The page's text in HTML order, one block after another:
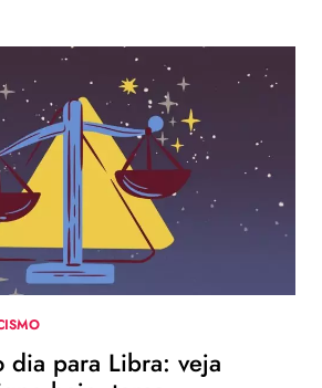
dia para Libra: veja